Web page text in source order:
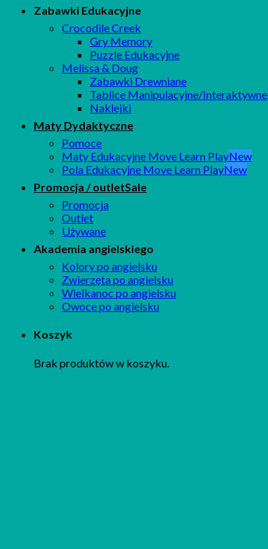
Zabawki Edukacyjne
Crocodile Creek
Gry Memory
Puzzle Edukacyjne
Melissa & Doug
Zabawki Drewniane
Tablice Manipulacyjne/Interaktywne
Naklejki
Maty Dydaktyczne
Pomoce
Maty Edukacyjne Move Learn Play
Pola Edukacyjne Move Learn Play
Promocja / outlet
Promocja
Outlet
Używane
Akademia angielskiego
Kolory po angielsku
Zwierzęta po angielsku
Wielkanoc po angielsku
Owoce po angielsku
Koszyk
Brak produktów w koszyku.